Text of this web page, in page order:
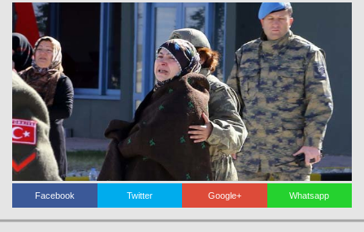
Facebook Twitter Google+ Whatsapp
VİDEO GALERİ
KÜNYE
İLETİŞİM